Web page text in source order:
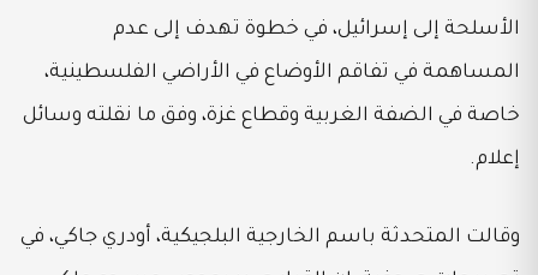
الأسلحة إلى إسرائيل، في خطوة تهدف إلى عدم
المساهمة في تفاقم الأوضاع في الأراضي الفلسطينية،
خاصة في الضفة الغربية وقطاع غزة، وفق ما نقلته وسائل
إعلام.
وقالت المتحدثة باسم الخارجية البلجيكية، أودري جاكي، في